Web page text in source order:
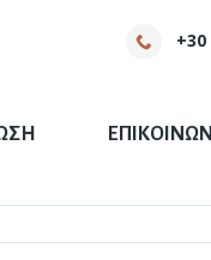
+30